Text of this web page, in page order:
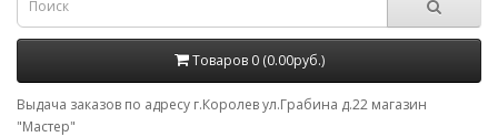
Товаров 0 (0.00руб.)
Выдача заказов по адресу г.Королев ул.Грабина д.22 магазин
"Мастер"